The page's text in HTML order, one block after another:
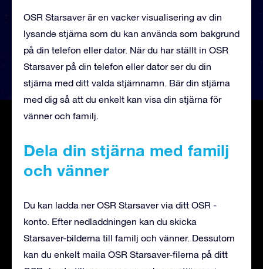
OSR Starsaver är en vacker visualisering av din
lysande stjärna som du kan använda som bakgrund
på din telefon eller dator. När du har ställt in OSR
Starsaver på din telefon eller dator ser du din
stjärna med ditt valda stjärnnamn. Bär din stjärna
med dig så att du enkelt kan visa din stjärna för
vänner och familj.
Dela din stjärna med familj
och vänner
Du kan ladda ner OSR Starsaver via ditt OSR -
konto. Efter nedladdningen kan du skicka
Starsaver-bilderna till familj och vänner. Dessutom
kan du enkelt maila OSR Starsaver-filerna på ditt